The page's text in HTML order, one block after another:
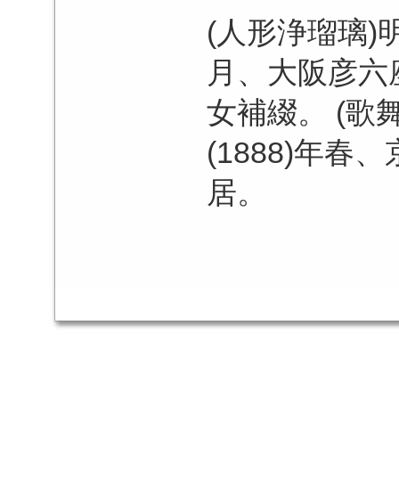
(人形浄瑠璃)
月、大阪彦
女補綴。 (歌
(1888)年春、
居。